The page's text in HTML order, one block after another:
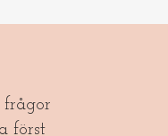
först